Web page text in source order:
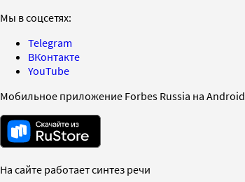
Мы в соцсетях:
Telegram
ВКонтакте
YouTube
Мобильное приложение Forbes Russia на Android
На сайте работает синтез речи